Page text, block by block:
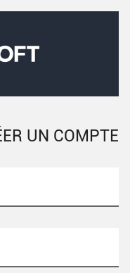
UN COMPTE